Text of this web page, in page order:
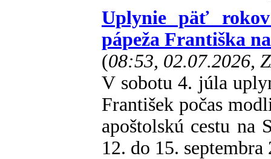
Uplynie päť
pápeža Františka
(08:53, 02.07.2026,
V sobotu 4. júla
František počas
apoštolskú cestu na
12. do 15. septembra